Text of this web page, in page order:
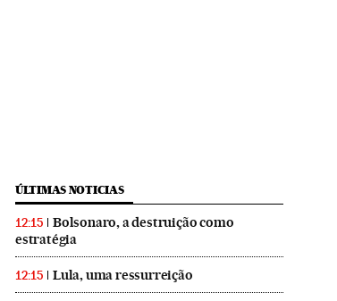
ÚLTIMAS NOTICIAS
12:15
Bolsonaro, a destruição como
estratégia
12:15 Lula, uma ressurreição